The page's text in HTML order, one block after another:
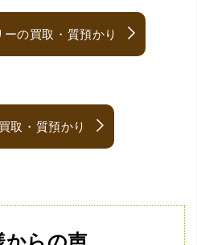
の買取・質預かり
取・質預かり